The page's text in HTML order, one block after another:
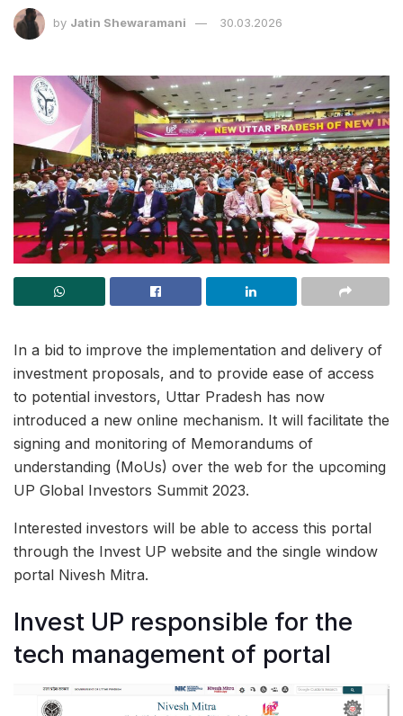
by Jatin Shewaramani 30.03.2026
In a bid to improve the implementation and delivery of
investment proposals, and to provide ease of access
to potential investors, Uttar Pradesh has now
introduced a new online mechanism. It will facilitate the
signing and monitoring of Memorandums of
understanding (MoUs) over the web for the upcoming
UP Global Investors Summit 2023.
Interested investors will be able to access this portal
through the Invest UP website and the single window
portal Nivesh Mitra.
Invest UP responsible for the
tech management of portal